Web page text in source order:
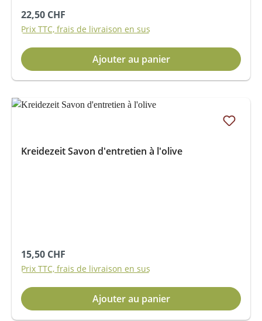
Prix régulier :
22,50 CHF
Prix TTC, frais de livraison en sus
Ajouter au panier
Kreidezeit Savon d'entretien à l'olive
Prix régulier :
15,50 CHF
Prix TTC, frais de livraison en sus
Ajouter au panier